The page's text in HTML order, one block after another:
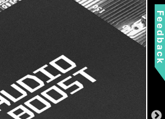
hanya untuk tujuan
dalam paket.